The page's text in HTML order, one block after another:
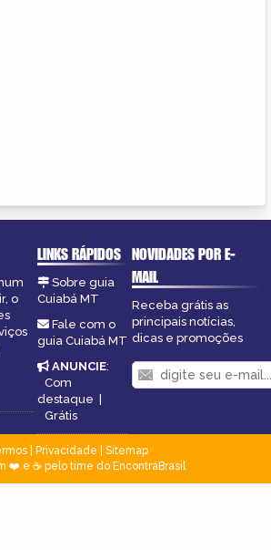
o
LINKS RÁPIDOS
Sobre guia
Cuiabá MT
Fale com o
guia Cuiabá MT
ANUNCIE:
Com
destaque
Grátis
NOVIDADES POR E-
MAIL
Receba grátis as
principais notícias,
dicas e promoções
| Privacidade
Sitemap
❤️ e ☕ pelo time do EncontraBrasil